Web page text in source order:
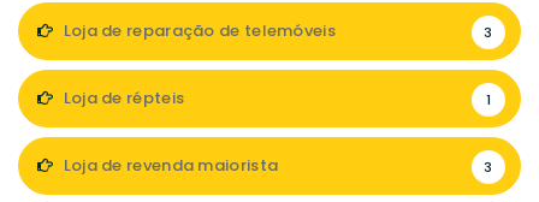
Loja de reparação de telemóveis 3
Loja de répteis 1
Loja de revenda maiorista 3